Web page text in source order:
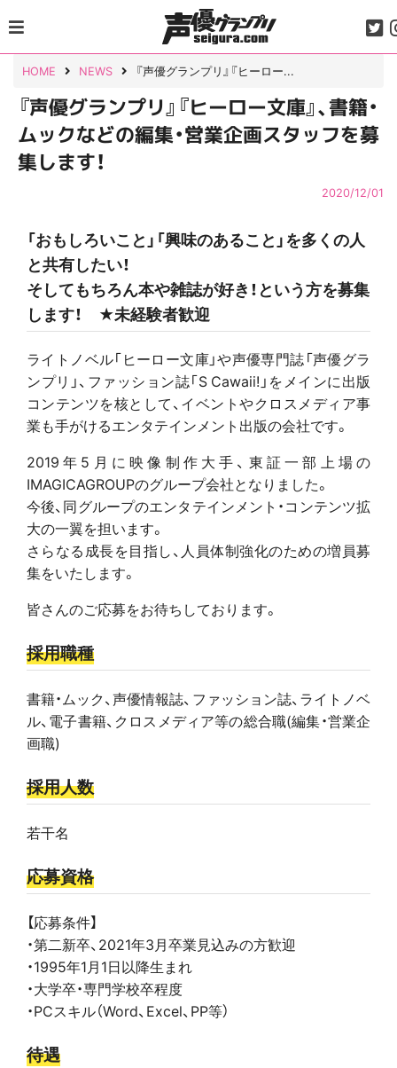
to
content
HOME NEWS 『声優グランプリ』『ヒーロー...
『声優グランプリ』『ヒーロー文庫』、書籍・
ムックなどの編集・営業企画スタッフを募
集します！
2020/12/01
「おもしろいこと」「興味のあること」を多くの人
と共有したい！
そしてもちろん本や雑誌が好き！という方を募集
します！ ★未経験者歓迎
ライトノベル「ヒーロー文庫」や声優専門誌「声優グラ
ンプリ」、ファッション誌「S Cawaii!」をメインに出版
コンテンツを核として、イベントやクロスメディア事
業も手がけるエンタテインメント出版の会社です。
2019年5月に映像制作大手、東証一部上場の
IMAGICAGROUPのグループ会社となりました。
今後、同グループのエンタテインメント・コンテンツ拡
大の一翼を担います。
さらなる成長を目指し、人員体制強化のための増員募
集をいたします。
皆さんのご応募をお待ちしております。
採用職種
書籍・ムック、声優情報誌、ファッション誌、ライトノベ
ル、電子書籍、クロスメディア等の総合職(編集・営業企
画職)
採用人数
若干名
応募資格
【応募条件】
・第二新卒、2021年3月卒業見込みの方歓迎
・1995年1月1日以降生まれ
・大学卒・専門学校卒程度
・PCスキル（Word、Excel、PP等）
待遇